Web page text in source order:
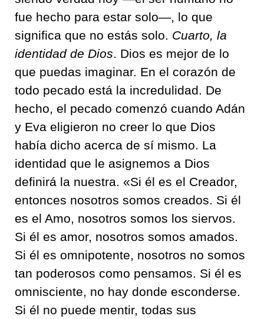
fue hecho para estar solo—, lo que
significa que no estás solo. Cuarto, la
identidad de Dios. Dios es mejor de lo
que puedas imaginar. En el corazón de
todo pecado está la incredulidad. De
hecho, el pecado comenzó cuando Adán
y Eva eligieron no creer lo que Dios
había dicho acerca de sí mismo. La
identidad que le asignemos a Dios
definirá la nuestra. «Si él es el Creador,
entonces nosotros somos creados. Si él
es el Amo, nosotros somos los siervos.
Si él es amor, nosotros somos amados.
Si él es omnipotente, nosotros no somos
tan poderosos como pensamos. Si él es
omnisciente, no hay donde esconderse.
Si él no puede mentir, todas sus